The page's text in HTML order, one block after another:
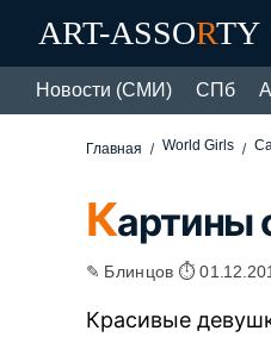
ART-ASSORTY
Новости (СМИ) СПб
Главная World Girls
Картины
✎ Блинцов ⏱
Красивые